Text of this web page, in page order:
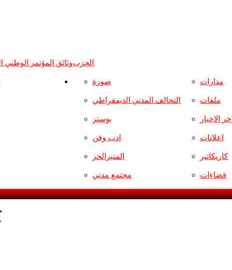
الحزبوثائق المؤتمر الوطني
صورة
التحالف المدني الديمقراطي
بوستر
ادب وفن
المنبرالحر
مجتمع مدني
مدارات
ملفات
اخر الاخبار
اعلانات
كاريكاتير
فضاءات